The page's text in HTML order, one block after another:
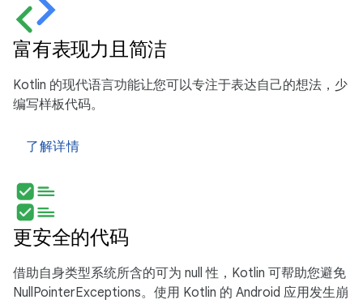
富有表现力且简洁
Kotlin 的现代语言功能让您可以专注于表达自己的想法，少
编写样板代码。
了解详情
更安全的代码
借助自身类型系统所含的可为 null 性，Kotlin 可帮助您避免
NullPointerExceptions。使用 Kotlin 的 Android 应用发生崩